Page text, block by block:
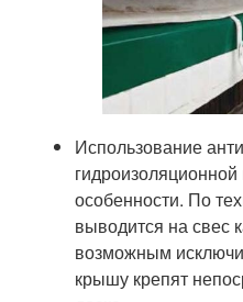
Использование
особенности. По
выводится на свес
возможным
крышу крепят